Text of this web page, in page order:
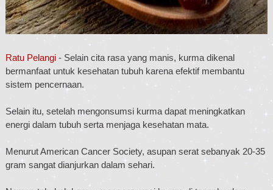
Ratu Pelangi- Selain cita rasa yang manis, kurma dikenal
bermanfaat untuk kesehatan tubuh karena efektif membantu
sistem pencernaan.
Selain itu, setelah mengonsumsi kurma dapat meningkatkan
energi dalam tubuh serta menjaga kesehatan mata.
Menurut American Cancer Society, asupan serat sebanyak 20-35
gram sangat dianjurkan dalam sehari.